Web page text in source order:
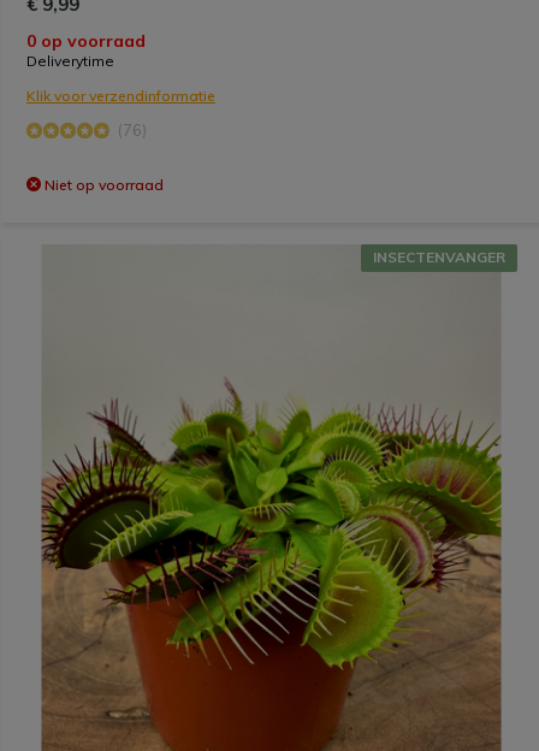
0 op voorraad
Deliverytime
Klik voor verzendinformatie
(76)
Niet op voorraad
INSECTENVANGER